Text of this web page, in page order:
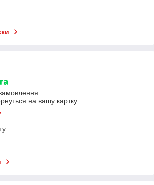
на вашу картку